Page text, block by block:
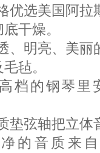
优选美国阿拉
干燥。
、明亮、美丽
毡。
档的钢琴里
垫弦轴把立体
的音质来